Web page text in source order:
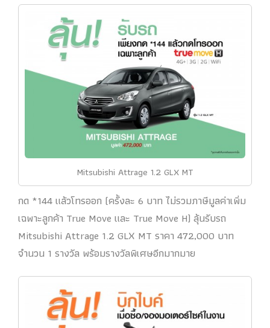
Mitsubishi Attrage 1.2 GLX MT
กด *144 แล้วโทรออก (ครั้งละ 6 บาท ไม่รวมภาษีมูลค่าเพิ่ม
เฉพาะลูกค้า True Move และ True Move H) ลุ้นรับรถ
Mitsubishi Attrage 1.2 GLX MT ราคา 472,000 บาท
จำนวน 1 รางวัล พร้อมรางวัลพิเศษอีกมากมาย